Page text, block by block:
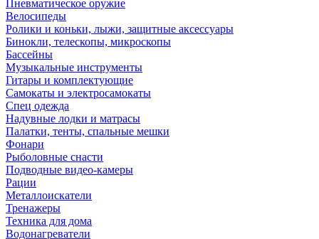
Пневматическое оружие
Велосипеды
Ролики и коньки, лыжи, защитные аксессуары
Бинокли, телескопы, микроскопы
Бассейны
Музыкальные инструменты
Гитары и комплектующие
Самокаты и электросамокаты
Спец одежда
Надувные лодки и матрасы
Палатки, тенты, спальные мешки
Фонари
Рыболовные снасти
Подводные видео-камеры
Рации
Металлоискатели
Тренажеры
Техника для дома
Водонагреватели